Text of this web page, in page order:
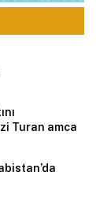
Turan amca